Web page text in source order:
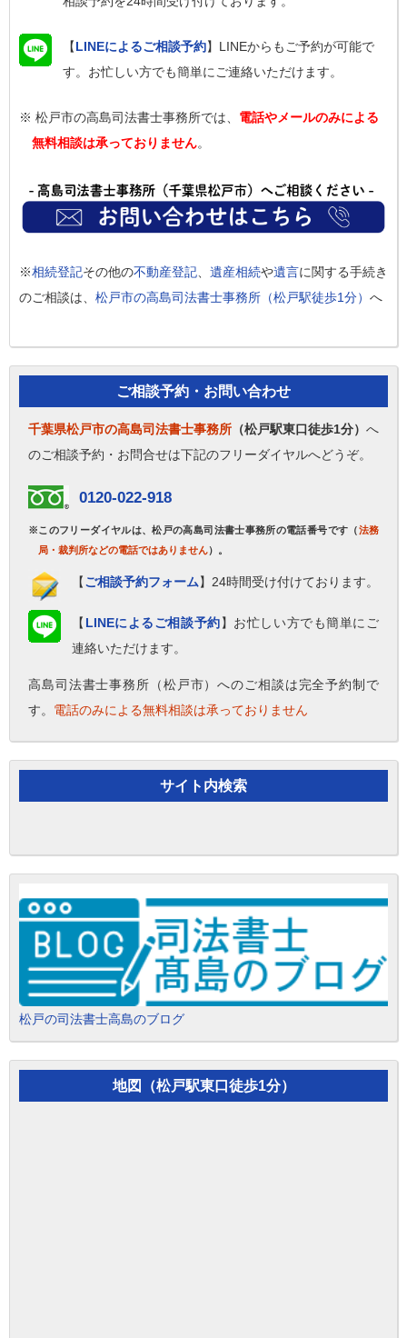
【LINEによるご相談予約】LINEからもご予約が可能で
す。お忙しい方でも簡単にご連絡いただけます。
※ 松戸市の高島司法書士事務所では、 電話やメールのみによる
無料相談は承っておりません。
※相続登記その他の不動産登記 遺産相続や遺言に関する手続き
のご相談は、 松戸市の高島司法書士事務所（松戸駅徒歩1分） へ
ご相談予約・お問い合わせ
千葉県松戸市の高島司法書士事務所 （松戸駅東口徒歩1分） へ
のご相談予約・お問合せは下記のフリーダイヤルへどうぞ。
0120-022-918
※このフリーダイヤルは、松戸の高島司法書士事務所の電話番号です（法務
局・裁判所などの電話ではありません）。
【ご相談予約フォーム】24時間受け付けております。
【 LINEによるご相談予約】お忙しい方でも簡単にご
連絡いただけます。
高島司法書士事務所（松戸市）へのご相談は完全予約制で
す。 電話のみによる無料相談は承っておりません
サイト内検索
松戸の司法書士高島のブログ
地図（松戸駅東口徒歩1分）